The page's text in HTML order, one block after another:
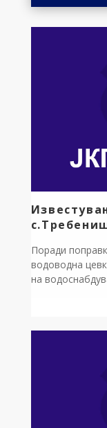
Поради
водоводна
на